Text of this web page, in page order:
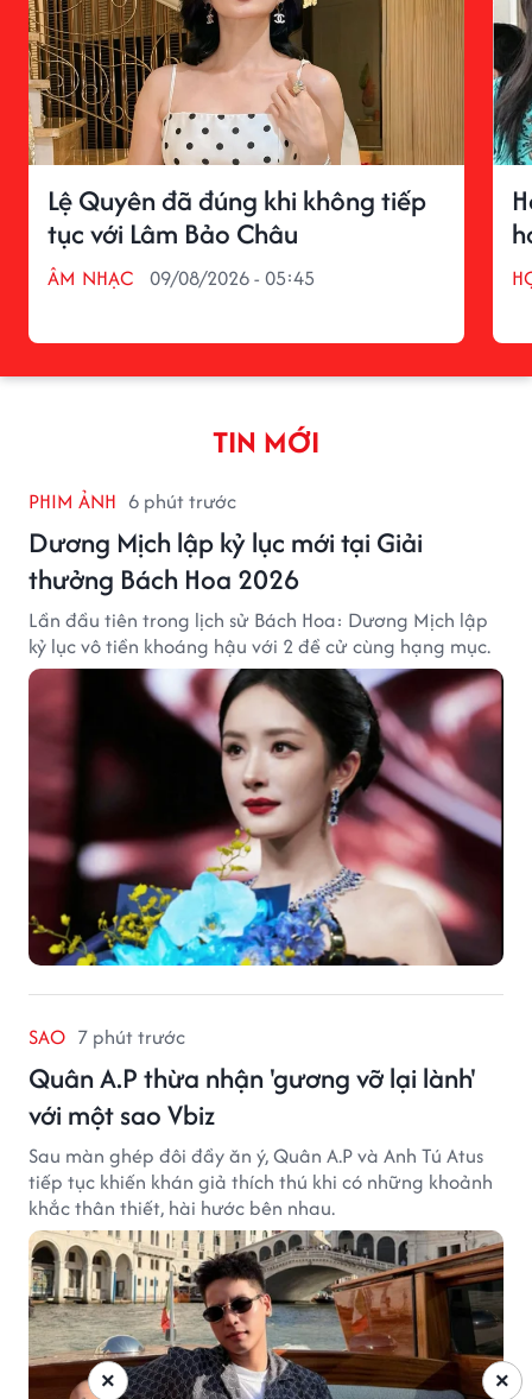
Lệ Quyên đã đúng khi không tiếp
tục với Lâm Bảo Châu
ÂM NHẠC 09/08/2026 - 05:45
TIN MỚI
PHIM ẢNH 6 phút trước
Dương Mịch lập kỷ lục mới tại Giải
thưởng Bách Hoa 2026
Lần đầu tiên trong lịch sử Bách Hoa: Dương Mịch lập
kỷ lục vô tiền khoáng hậu với 2 đề cử cùng hạng mục.
SAO 7 phút trước
Quân A.P thừa nhận 'gương vỡ lại lành'
với một sao Vbiz
Sau màn ghép đôi đầy ăn ý, Quân A.P và Anh Tú Atus
tiếp tục khiến khán giả thích thú khi có những khoảnh
khắc thân thiết, hài hước bên nhau.
×
×